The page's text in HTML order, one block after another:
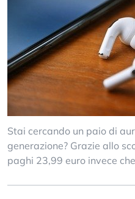
Stai cercando un paio di
generazione? Grazie allo
paghi 23,99 euro invece